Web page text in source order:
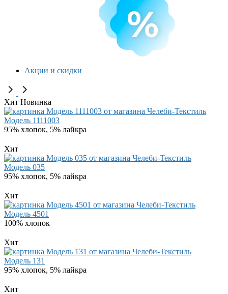
Акции и скидки
Хит Новинка
Модель 1111003
95% хлопок, 5% лайкра
Хит
Модель 035
95% хлопок, 5% лайкра
Хит
Модель 4501
100% хлопок
Хит
Модель 131
95% хлопок, 5% лайкра
Хит